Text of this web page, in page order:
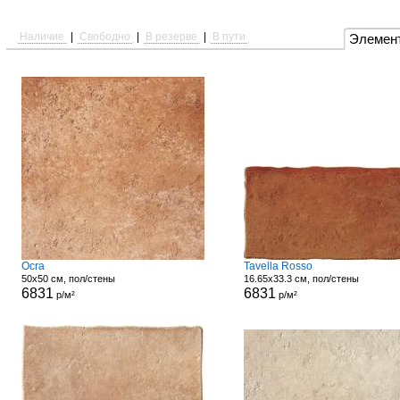
Наличие Свободно В резерве В пути
Ocra
50x50 см, пол/стены
6831 р/м²
Tavella Rosso
16.65x33.3 см, пол/стены
6831 р/м²